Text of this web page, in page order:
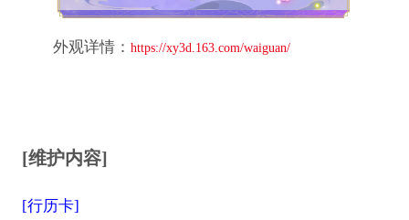
外观详情： https://xy3d.163.com/waiguan/
[维护内容]
[行历卡]